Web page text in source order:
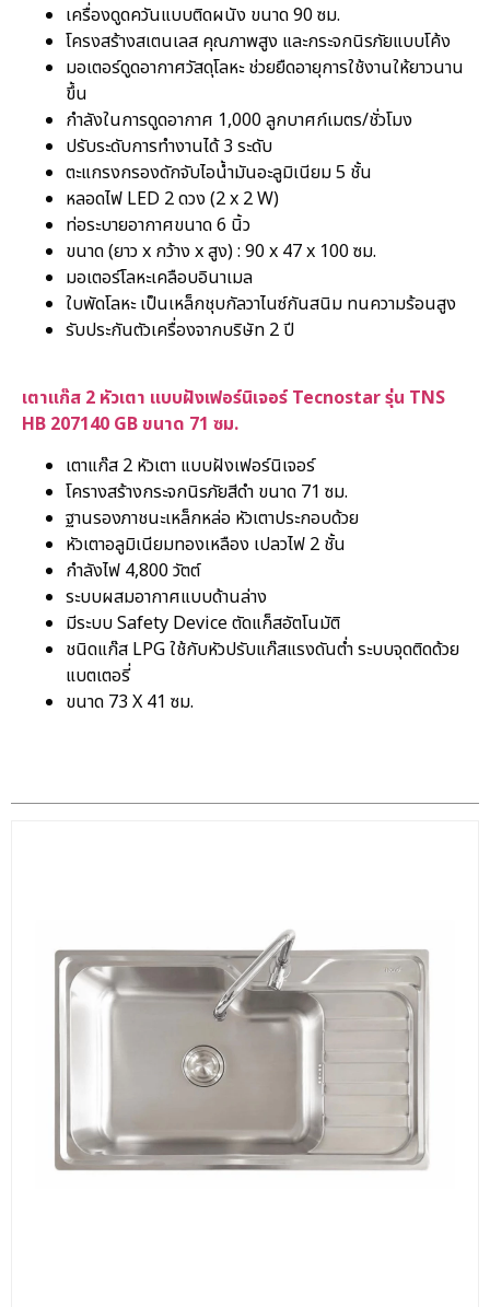
เครื่องดูดควันแบบติดผนัง ขนาด 90 ซม.
โครงสร้างสเตนเลส คุณภาพสูง และกระจกนิรภัยแบบโค้ง
มอเตอร์ดูดอากาศวัสดุโลหะ ช่วยยืดอายุการใช้งานให้ยาวนาน
ขึ้น
กำลังในการดูดอากาศ 1,000 ลูกบาศก์เมตร/ชั่วโมง
ปรับระดับการทำงานได้ 3 ระดับ
ตะแกรงกรองดักจับไอน้ำมันอะลูมิเนียม 5 ชั้น
หลอดไฟ LED 2 ดวง (2 x 2 W)
ท่อระบายอากาศขนาด 6 นิ้ว
ขนาด (ยาว x กว้าง x สูง) : 90 x 47 x 100 ซม.
มอเตอร์โลหะเคลือบอินาเมล
ใบพัดโลหะ เป็นเหล็กชุบกัลวาไนซ์กันสนิม ทนความร้อนสูง
รับประกันตัวเครื่องจากบริษัท 2 ปี
เตาแก๊ส 2 หัวเตา แบบฝังเฟอร์นิเจอร์ Tecnostar รุ่น TNS
HB 207140 GB ขนาด 71 ซม.
เตาแก๊ส 2 หัวเตา แบบฝังเฟอร์นิเจอร์
โครางสร้างกระจกนิรภัยสีดำ ขนาด 71 ซม.
ฐานรองภาชนะเหล็กหล่อ หัวเตาประกอบด้วย
หัวเตาอลูมิเนียมทองเหลือง เปลวไฟ 2 ชั้น
กำลังไฟ 4,800 วัตต์
ระบบผสมอากาศแบบด้านล่าง
มีระบบ Safety Device ตัดแก็สอัตโนมัติ
ชนิดแก๊ส LPG ใช้กับหัวปรับแก๊สแรงดันต่ำ ระบบจุดติดด้วย
แบตเตอรี่
ขนาด 73 X 41 ซม.